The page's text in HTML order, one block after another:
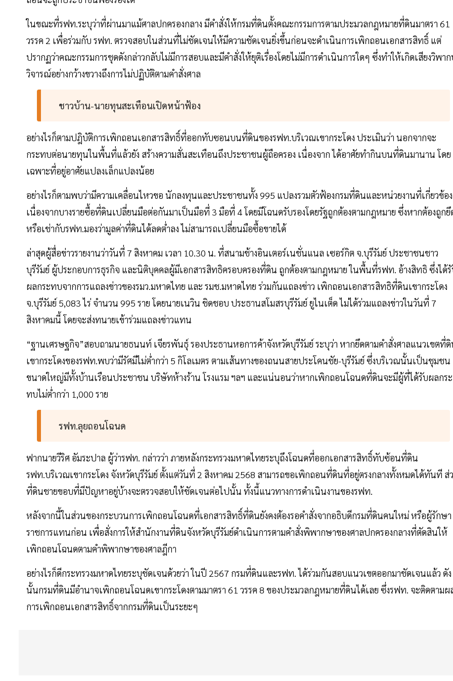
ในขณะที่รฟท.ระบุว่าที่ผ่านมาแม้ศาลปกครองกลาง มีคำสั่งให้กรมที่ดินตั้งคณะกรรมการตามประมวลกฎหมายที่ดินมาตรา 61
วรรค 2 เพื่อร่วมกับ รฟท. ตรวจสอบในส่วนที่ไม่ชัดเจนให้มีความชัดเจนยิ่งขึ้นก่อนจะดำเนินการเพิกถอนเอกสารสิทธิ์ แต่
ปรากฏว่าคณะกรรมการชุดดังกล่าวกลับไม่มีการสอบและมีคำสั่งให้ยุติเรื่องโดยไม่มีการดำเนินการใดๆ ซึ่งทำให้เกิดเสียงวิพา
วิจารณ์อย่างกว้างขวางถึงการไม่ปฏิบัติตามคำสั่งศาล
ชาวบ้าน-นายทุนสะเทือนเปิดหน้าฟ้อง
อย่างไรก็ตามปฎิบัติการเพิกถอนเอกสารสิทธิ์ที่ออกทับซอนบนที่ดินของรฟท.บริเวณเขากระโดง ประเมินว่า นอกจากจะ
กระทบต่อนายทุนในพื้นที่แล้วยัง สร้างความสั่นสะเทือนถึงประชาชนผู้ถือครอง เนื่องจาก ได้อาศัยทำกินบนที่ดินมานาน โดย
เฉพาะที่อยู่อาศัยแปลงเล็กแปลงน้อย
อย่างไรก็ตามพบว่ามีความเคลื่อนไหวขอ นักลงทุนและประชาชนทั้ง 995 แปลงรวมตัวฟ้องกรมที่ดินและหน่วยงานที่เกี่ยวข้อง
เนื่องจากบางรายซื้อที่ดินเปลี่ยนมือต่อกันมาเป็นมือที่ 3 มือที่ 4 โดยมีโฉนดรับรองโดยรัฐถูกต้องตามกฎหมาย ซึ่งหากต้องถูกยึ
หรือเช่ากับรฟท.มองว่ามูลค่าที่ดินได้ลดต่ำลง ไม่สามารถเปลี่ยนมือซื้อขายได้
ล่าสุดผู้สื่อข่าวรายงานว่าวันที่ 7 สิงหาคม เวลา 10.30 น. ที่สนามช้างอินเตอร์เนชั่นแนล เซอร์กิต จ.บุรีรัมย์ ประชาชนชาว
บุรีรัมย์ ผู้ประกอบการธุรกิจ และนิติบุคคลผู้มีเอกสารสิทธิครอบครองที่ดิน ถูกต้องตามกฎหมาย ในพื้นที่รฟท. อ้างสิทธิ ซึ่งได้
ผลกระทบจากการแถลงข่าวของรมว.มหาดไทย และ รมช.มหาดไทย ร่วมกันแถลงข่าว เพิกถอนเอกสารสิทธิที่ดินเขากระโดง
จ.บุรีรัมย์ 5,083 ไร่ จำนวน 995 ราย โดยนายเนวิน ชิดชอบ ประธานสโมสรบุรีรัมย์ ยูไนเต็ด ไม่ได้ร่วมแถลงข่าวในวันที่ 7
สิงหาคมนี้ โดยจะส่งทนายเข้าร่วมแถลงข่าวแทน
“ฐานเศรษฐกิจ”สอบถามนายธนนท์ เจียรพันธุ์ รองประธานหอการค้าจังหวัดบุรีรัมย์ ระบุว่า หากยึดตามคำสั่งศาลแนวเขตที่
เขากระโดงของรฟท.พบว่ามีรัศมีไม่ต่ำกว่า 5 กิโลเมตร ตามเส้นทางของถนนสายประโคนชัย-บุรีรัมย์ ซึ่งบริเวณนั้นเป็นชุมชน
ขนาดใหญ่มีทั้งบ้านเรือนประชาชน บริษัทห้างร้าน โรงแรม ฯลฯ และแน่นอนว่าหากเพิกถอนโฉนดที่ดินจะมีผู้ที่ได้รับผลกระ
ทบไม่ต่ำกว่า 1,000 ราย
รฟท.ลุยถอนโฉนด
ฟากนายวีริศ อัมระปาล ผู้ว่ารฟท. กล่าวว่า ภายหลังกระทรวงมหาดไทยระบุถึงโฉนดที่ออกเอกสารสิทธิ์ทับซ้อนที่ดิน
รฟท.บริเวณเขากระโดง จังหวัดบุรีรัมย์ ตั้งแต่วันที่ 2 สิงหาคม 2568 สามารถขอเพิกถอนที่ดินที่อยู่ตรงกลางทั้งหมดได้ทันที ส่
ที่ดินชายขอบที่มีปัญหาอยู่บ้างจะตรวจสอบให้ชัดเจนต่อไปนั้น ทั้งนี้แนวทางการดำเนินงานของรฟท.
หลังจากนี้ในส่วนของกระบวนการเพิกถอนโฉนดที่เอกสารสิทธิ์ที่ดินยังคงต้องรอคำสั่งจากอธิบดีกรมที่ดินคนใหม่ หรือผู้รักษา
ราชการแทนก่อน เพื่อสั่งการให้สำนักงานที่ดินจังหวัดบุรีรัมย์ดำเนินการตามคำสั่งพิพากษาของศาลปกครองกลางที่ตัดสินให้
เพิกถอนโฉนดตามคำพิพากษาของศาลฎีกา
อย่างไรก็ดีกระทรวงมหาดไทยระบุชัดเจนด้วยว่า ในปี 2567 กรมที่ดินและรฟท. ได้ร่วมกันสอบแนวเขตออกมาชัดเจนแล้ว ดัง
นั้นกรมที่ดินมีอำนาจเพิกถอนโฉนดเขากระโดงตามมาตรา 61 วรรค 8 ของประมวลกฎหมายที่ดินได้เลย ซึ่งรฟท. จะติดตามผ
การเพิกถอนเอกสารสิทธิ์จากกรมที่ดินเป็นระยะๆ